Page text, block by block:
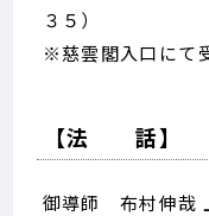
３５）
※慈雲閣入口にて
【法 話】
御導師 布村伸哉